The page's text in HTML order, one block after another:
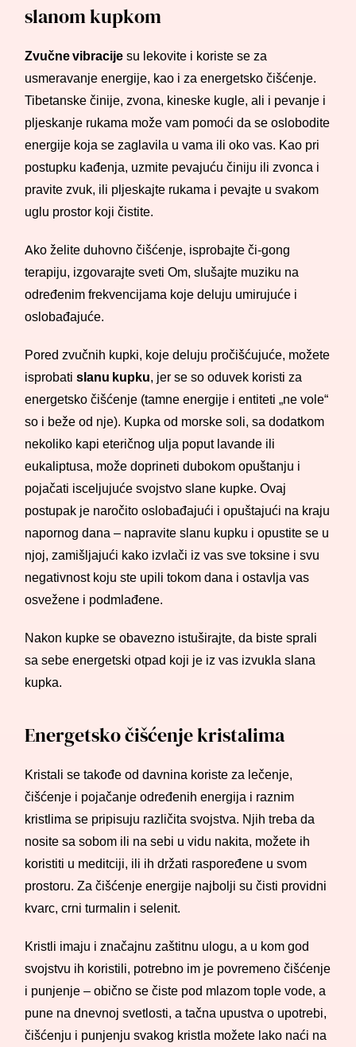
slanom kupkom
Zvučne vibracije su lekovite i koriste se za
usmeravanje energije, kao i za energetsko čišćenje.
Tibetanske činije, zvona, kineske kugle, ali i pevanje i
pljeskanje rukama može vam pomoći da se oslobodite
energije koja se zaglavila u vama ili oko vas. Kao pri
postupku kađenja, uzmite pevajuću činiju ili zvonca i
pravite zvuk, ili pljeskajte rukama i pevajte u svakom
uglu prostor koji čistite.
Ako želite duhovno čišćenje, isprobajte či-gong
terapiju, izgovarajte sveti Om, slušajte muziku na
određenim frekvencijama koje deluju umirujuće i
oslobađajuće.
Pored zvučnih kupki, koje deluju pročišćujuće, možete
isprobatislanu kupku, jer se so oduvek koristi za
energetsko čišćenje (tamne energije i entiteti „ne vole“
so i beže od nje). Kupka od morske soli, sa dodatkom
nekoliko kapi eteričnog ulja poput lavande ili
eukaliptusa, može doprineti dubokom opuštanju i
pojačati isceljujuće svojstvo slane kupke. Ovaj
postupak je naročito oslobađajući i opuštajući na kraju
napornog dana – napravite slanu kupku i opustite se u
njoj, zamišljajući kako izvlači iz vas sve toksine i svu
negativnost koju ste upili tokom dana i ostavlja vas
osvežene i podmlađene.
Nakon kupke se obavezno istuširajte, da biste sprali
sa sebe energetski otpad koji je iz vas izvukla slana
kupka.
Energetsko čišćenje kristalima
Kristali se takođe od davnina koriste za lečenje,
čišćenje i pojačanje određenih energija i raznim
kristlima se pripisuju različita svojstva. Njih treba da
nosite sa sobom ili na sebi u vidu nakita, možete ih
koristiti u meditciji, ili ih držati raspoređene u svom
prostoru. Za čišćenje energije najbolji su čisti providni
kvarc, crni turmalin i selenit.
Kristli imaju i značajnu zaštitnu ulogu, a u kom god
svojstvu ih koristili, potrebno im je povremeno čišćenje
i punjenje – obično se čiste pod mlazom tople vode, a
pune na dnevnoj svetlosti, a tačna upustva o upotrebi,
čišćenju i punjenju svakog kristla možete lako naći na